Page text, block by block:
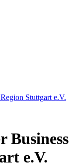
Stuttgart e.V.
Business
e.V.